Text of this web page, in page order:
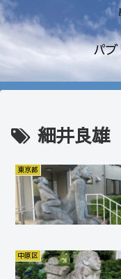
パ
細井良雄
東京都
中原区